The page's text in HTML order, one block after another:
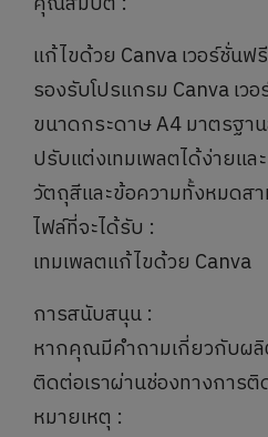
แก้ไขด้วย Canva เวอร์ชั่นฟ
รองรับโปรแกรม Canva เว
ขนาดกระดาษ A4 มาตรฐา
ปรับแต่งเทมเพลตได้ง่ายแล
วัตถุสีและข้อความทั้งหมดส
ไฟล์ที่จะได้รับ :
เทมเพลตแก้ไขด้วย Canva
การสนับสนุน :
หากคุณมีคำถามเกี่ยวกับ
ติดต่อเราผ่านช่องทางการ
หมายเหตุ :